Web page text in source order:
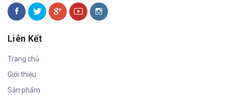
Liên Kết
Trang chủ
Giới thiệu
Sản phẩm